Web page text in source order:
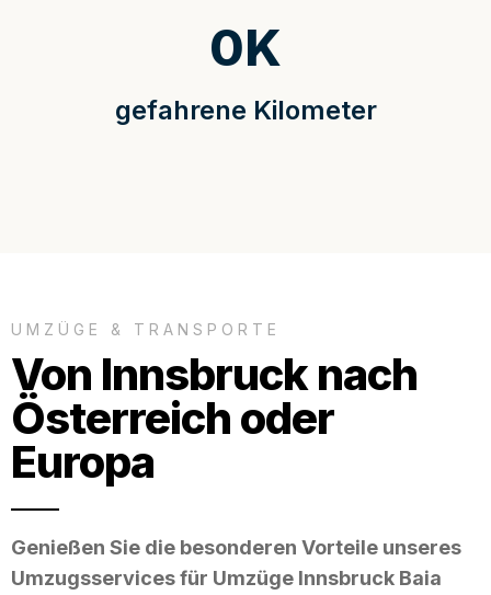
gefahrene Kilometer
0K
UMZÜGE & TRANSPORTE
Von Innsbruck nach
Österreich oder
Europa
Genießen Sie die besonderen Vorteile unseres
Umzugsservices für Umzüge Innsbruck Baia